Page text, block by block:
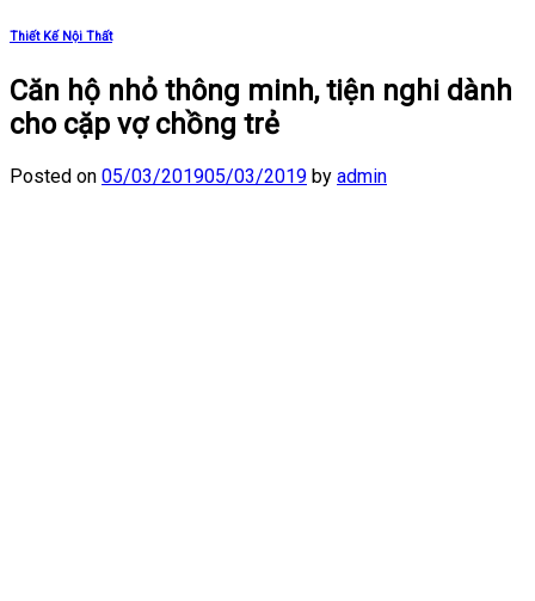
Thiết Kế Nội Thất
Căn hộ nhỏ thông minh, tiện nghi dành
cho cặp vợ chồng trẻ
Posted on 05/03/201905/03/2019 by admin